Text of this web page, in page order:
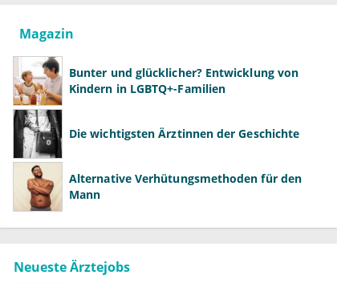
Magazin
Bunter und glücklicher? Entwicklung von
Kindern in LGBTQ+-Familien
Die wichtigsten Ärztinnen der Geschichte
Alternative Verhütungsmethoden für den
Mann
Neueste Ärztejobs